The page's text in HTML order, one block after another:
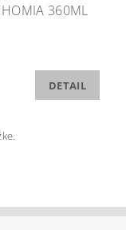
360ML
DETAIL